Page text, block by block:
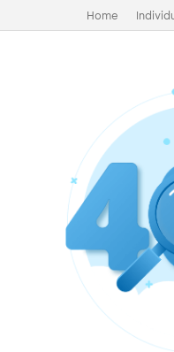
Home